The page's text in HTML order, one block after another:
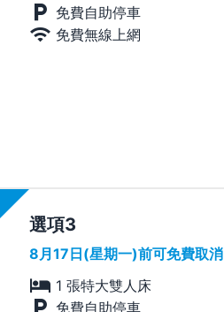
免費自助停車
免費無線上網
選項
8月17日(星期一)前可免費取消
1 張特大雙人床
免費自助停車